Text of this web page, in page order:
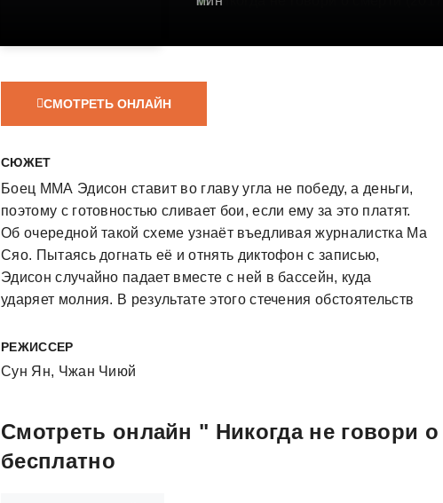
СМОТРЕТЬ ОНЛАЙН
СЮЖЕТ
Боец ММА Эдисон ставит во главу угла не победу, а деньги,
поэтому с готовностью сливает бои, если ему за это платят.
Об очередной такой схеме узнаёт въедливая журналистка Ма
Сяо. Пытаясь догнать её и отнять диктофон с записью,
Эдисон случайно падает вместе с ней в бассейн, куда
ударяет молния. В результате этого стечения обстоятельств
Эдисон делает всё, чтобы Ма Сяо уволили, а Ма Сяо
проигрывает один важный бой за другим.
РЕЖИССЕР
Сун Ян, Чжан Чиюй
Смотреть онлайн " Никогда не говори
бесплатно